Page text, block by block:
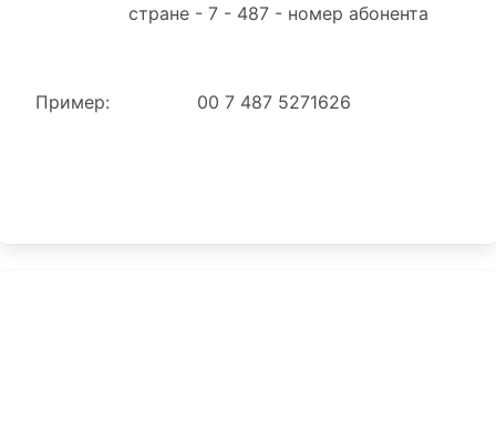
стране - 7 - 487 - номер абонента
Пример: 00 7 487 5271626